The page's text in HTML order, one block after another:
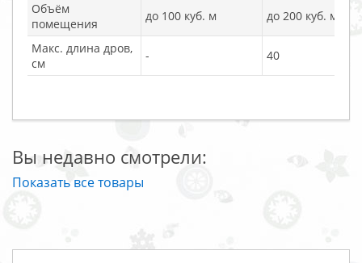
Объём
помещения
до 100 куб. м до 200 куб. м
Макс. длина дров,
см
- 40
Вы недавно смотрели:
Показать все товары